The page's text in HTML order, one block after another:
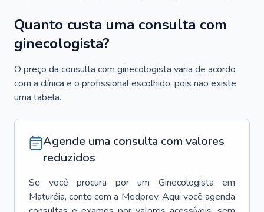
Quanto custa uma consulta com
ginecologista?
O preço da consulta com ginecologista varia de acordo
com a clínica e o profissional escolhido, pois não existe
uma tabela.
Agende uma consulta com valores
reduzidos
Se você procura por um Ginecologista
em
Maturéia, conte com a Medprev. Aqui você agenda